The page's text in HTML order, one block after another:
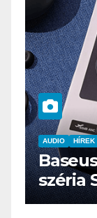
AUDIO HÍREK
széria